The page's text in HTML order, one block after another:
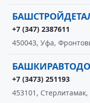
+7 (347) 2387611
450043, Уфа,
+7 (3473) 251193
453101,